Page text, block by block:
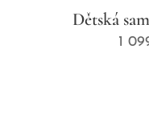
Dětská
1